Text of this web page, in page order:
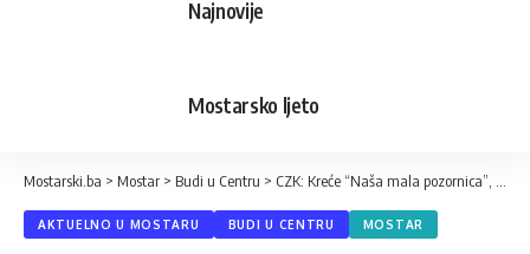
Najnovije
Mostarsko ljeto
Mostarski.ba > Mostar > Budi u Centru > CZK: Kreće “Naša mala pozornica”, prva gošća Jasna Žalica
AKTUELNO U MOSTARU BUDI U CENTRU MOSTAR